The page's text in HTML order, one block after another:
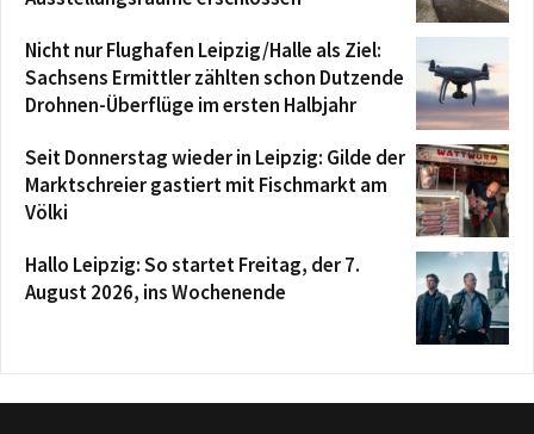
Nicht nur Flughafen Leipzig/Halle als Ziel:
Sachsens Ermittler zählten schon Dutzende
Drohnen-Überflüge im ersten Halbjahr
Seit Donnerstag wieder in Leipzig: Gilde der
Marktschreier gastiert mit Fischmarkt am
Völki
Hallo Leipzig: So startet Freitag, der 7.
August 2026, ins Wochenende